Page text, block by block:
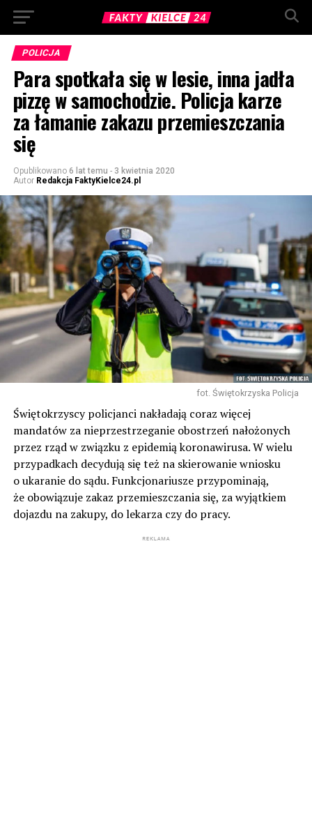
POLICJA
Para spotkała się w lesie, inna jadła
pizzę w samochodzie. Policja karze
za łamanie zakazu przemieszczania
się
Opublikowano 6 lat temu - 3 kwietnia 2020
Autor Redakcja FaktyKielce24.pl
fot. Świętokrzyska Policja
Świętokrzyscy policjanci nakładają coraz więcej
mandatów za nieprzestrzeganie obostrzeń nałożonych
przez rząd w związku z epidemią koronawirusa. W wielu
przypadkach decydują się też na skierowanie wniosku
o ukaranie do sądu. Funkcjonariusze przypominają,
że obowiązuje zakaz przemieszczania się, za wyjątkiem
dojazdu na zakupy, do lekarza czy do pracy.